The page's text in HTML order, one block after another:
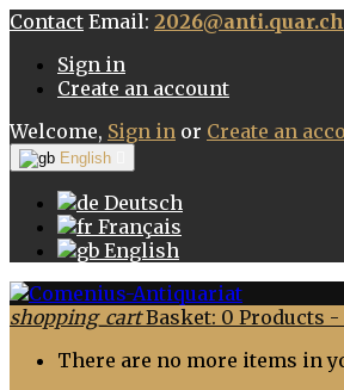
Contact Email: 2026@anti.quar.ch
Sign in
Create an account
Welcome, Sign in or Create an
English
Deutsch
Français
English
shopping_cart Basket: 0 Products -
There are no more items in